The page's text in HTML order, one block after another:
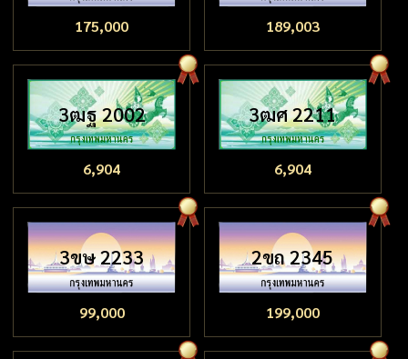
175,000 189,003
3ฒฐ 2002
6,904
3ฒศ 2211
6,904
3ขษ 2233
99,000
2ขถ 2345
199,000